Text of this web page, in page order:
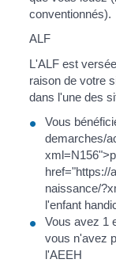
conventionnés).
ALF
L'ALF est
raison de votre
dans l'une des
Vous
demarches/
href="https://
naissance/
l'enfant
Vous avez 1
vous n'avez
l'AEEH